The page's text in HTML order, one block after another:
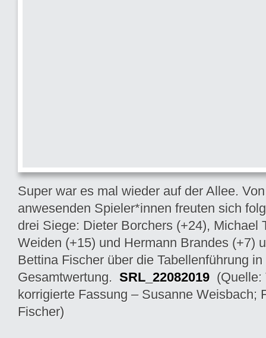
Super war es mal wieder auf der Allee.
anwesenden Spieler*innen freuten sich
drei Siege: Dieter Borchers (+24), Michael
Weiden (+15) und Hermann Brandes (+7)
Bettina Fischer über die Tabellenführung in
Gesamtwertung. SRL_22082019 (Quelle:
korrigierte Fassung – Susanne Weisbach;
Fischer)